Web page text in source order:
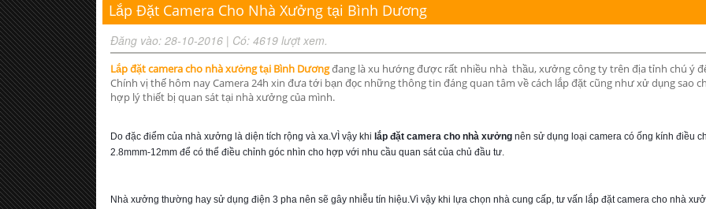
Lắp Đặt Camera Cho Nhà Xưởng tại Bình Dương
Đăng vào: 28-10-2016 | Có: 4619 lượt xem.
Lắp đặt cameracho nhà xưởng tại Bình Dươngđang là xu hướng được rất nhiều nhà thầu, xưởng công ty trên địa tỉnh chú ý
Chính vị thế hôm nay Camera 24h xin đưa tới bạn đọc những thông tin đáng quan tâm về cách lắp đặt cũng như xử dụng sao
hợp lý thiết bị quan sát tại nhà xưởng của mình.
Do đặc điểm của nhà xưởng là diện tích rộng và xa.VÌ vậy khi lắp đặt camera cho nhà xưởng nên sử dụng loại camera có ống kính điều
2.8mmm-12mm để có thể điều chỉnh góc nhìn cho hợp với nhu cầu quan sát của chủ đầu tư.
Nhà xưởng thường hay sử dụng điện 3 pha nên sẽ gây nhiễu tín hiệu.Vì vậy khi lựa chọn nhà cung cấp, tư vấn lắp đặt camera cho nhà